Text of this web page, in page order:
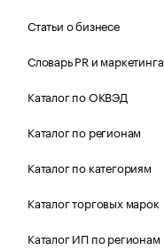
Статьи о бизнесе
Словарь PR и маркетинга
Каталог по ОКВЭД
Каталог по регионам
Каталог по категориям
Каталог торговых марок
Каталог ИП по регионам